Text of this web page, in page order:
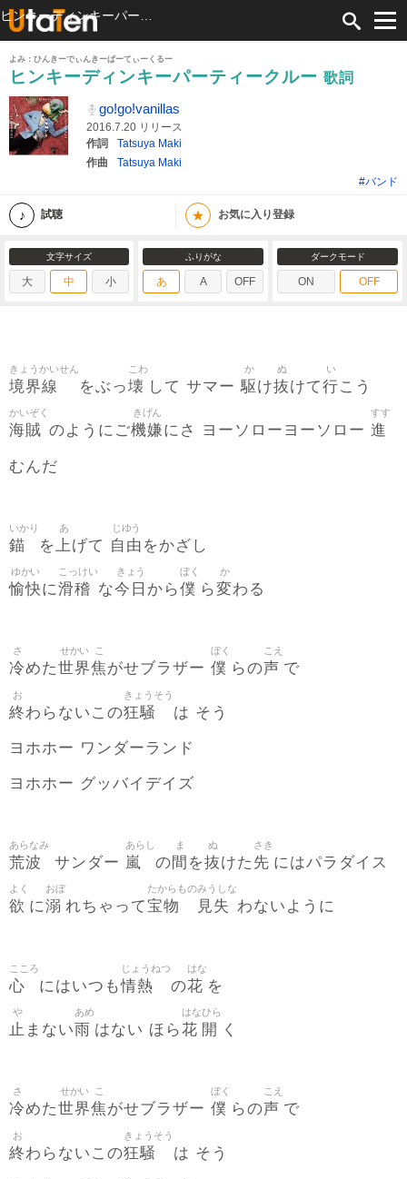
よみ：ひんきーでぃんきーぱーてぃーくるー
ヒンキーディンキーパーティークルー 歌詞
go!go!vanillas
2016.7.20 リリース
作詞
Tatsuya Maki
作曲
Tatsuya Maki
#バンド
試聴 ★ お気に入り登録
文字サイズ
大 中 小
ふりがな
あ A OFF
ダークモード
ON OFF
境界線
きょうかいせん
をぶっ壊
こわ
して サマー駆
か
け抜
ぬ
けて行
い
こう
海賊
かいぞく
のようにご機嫌
きげん
にさ ヨーソローヨーソロー 進
すす
むんだ
錨
いかり
を 上
あ
げて 自由
じゆう
をかざし
愉快
ゆかい
に滑稽
こっけい
な今日
きょう
から僕
ぼく
ら変
か
わる
冷
さ
めた世界
せかい
焦
こ
がせブラザー 僕
ぼく
らの声
こえ
で
終
お
わらないこの狂騒
きょうそう
は そう
ヨホホー ワンダーランド
ヨホホー グッバイデイズ
荒波
あらなみ
サンダー 嵐
あらし
の間
ま
を抜
ぬ
けた 先
さき
にはパラダイス
欲
よく
に溺
おぼ
れちゃって宝物
たからもの
見失
みうしな
わないように
心
こころ
にはいつも情熱
じょうねつ
の花
はな
を
止
や
まない雨
あめ
はない ほら花
はな
開
ひら
く
冷
さ
めた世界
せかい
焦
こ
がせブラザー 僕
ぼく
らの声
こえ
で
終
お
わらないこの狂騒
きょうそう
は そう